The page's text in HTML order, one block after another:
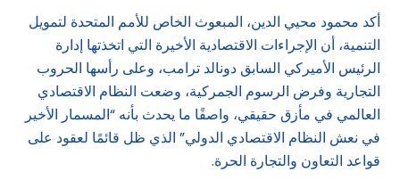
أكد محمود محيي الدين، المبعوث الخاص للأمم المتحدة لتمويل
التنمية، أن الإجراءات الاقتصادية الأخيرة التي اتخذتها إدارة
الرئيس الأميركي السابق دونالد ترامب، وعلى رأسها الحروب
التجارية وفرض الرسوم الجمركية، وضعت النظام الاقتصادي
العالمي في مأزق حقيقي، واصفًا ما يحدث بأنه “المسمار الأخير
في نعش النظام الاقتصادي الدولي” الذي ظل قائمًا لعقود على
قواعد التعاون والتجارة الحرة.